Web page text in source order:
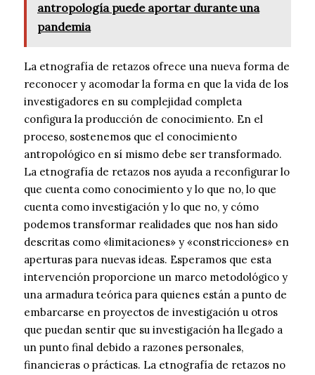
antropología puede aportar durante una
pandemia
La etnografía de retazos ofrece una nueva forma de
reconocer y acomodar la forma en que la vida de los
investigadores en su complejidad completa
configura la producción de conocimiento. En el
proceso, sostenemos que el conocimiento
antropológico en sí mismo debe ser transformado.
La etnografía de retazos nos ayuda a reconfigurar lo
que cuenta como conocimiento y lo que no, lo que
cuenta como investigación y lo que no, y cómo
podemos transformar realidades que nos han sido
descritas como «limitaciones» y «constricciones» en
aperturas para nuevas ideas. Esperamos que esta
intervención proporcione un marco metodológico y
una armadura teórica para quienes están a punto de
embarcarse en proyectos de investigación u otros
que puedan sentir que su investigación ha llegado a
un punto final debido a razones personales,
financieras o prácticas. La etnografía de retazos no